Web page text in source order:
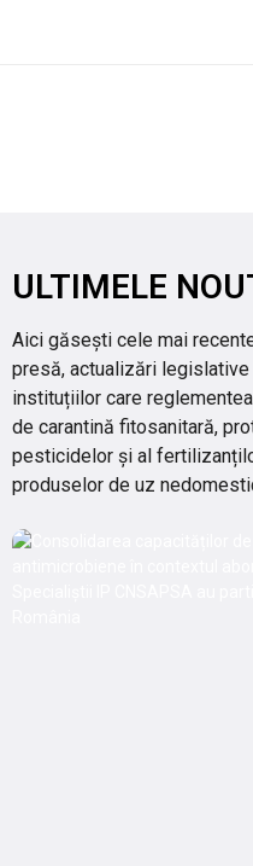
ULTIMELE
Aici găsești cele mai
presă, actualizări
instituțiilor care
de carantină fitosanitară,
pesticidelor și al
produselor de uz